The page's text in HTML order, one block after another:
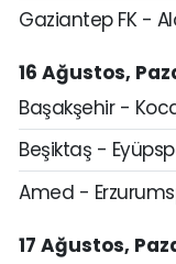
Gaziantep FK -
16 Ağustos,
Başakşehir -
Beşiktaş -
Amed -
17 Ağustos,